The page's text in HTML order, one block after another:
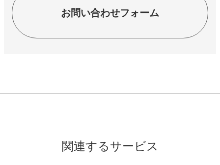
お問い合わせフォーム
関連するサービス